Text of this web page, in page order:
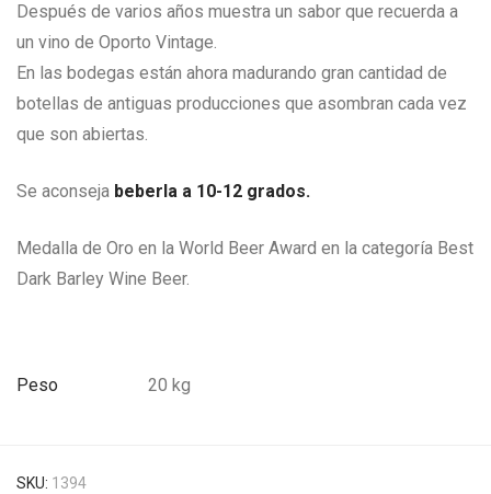
Después de varios años muestra un sabor que recuerda a
un vino de Oporto Vintage.
En las bodegas están ahora madurando gran cantidad de
botellas de antiguas producciones que asombran cada vez
que son abiertas.
Se aconseja beberla a 10-12 grados.
Medalla de Oro en la World Beer Award en la categoría Best
Dark Barley Wine Beer.
Peso 20 kg
SKU: 1394